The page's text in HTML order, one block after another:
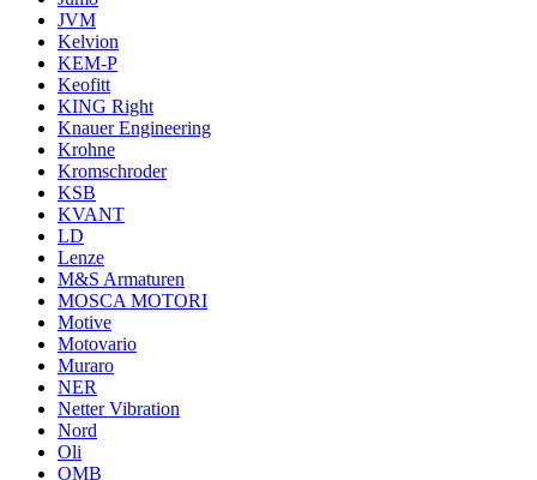
JVM
Kelvion
KEM-P
Keofitt
KING Right
Knauer Engineering
Krohne
Kromschroder
KSB
KVANT
LD
Lenze
M&S Armaturen
MOSCA MOTORI
Motive
Motovario
Muraro
NER
Netter Vibration
Nord
Oli
OMB